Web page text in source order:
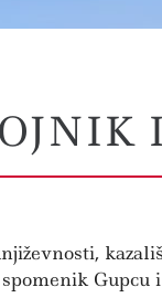
Gupcu